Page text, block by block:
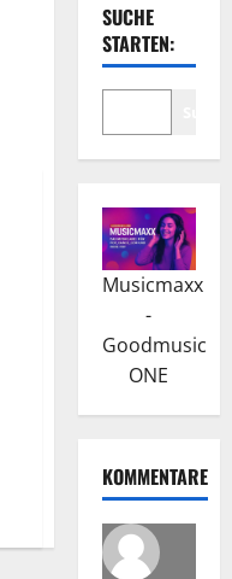
SUCHE
STARTEN:
Musicmaxx
-
Goodmusic
ONE
KOMMENTARE